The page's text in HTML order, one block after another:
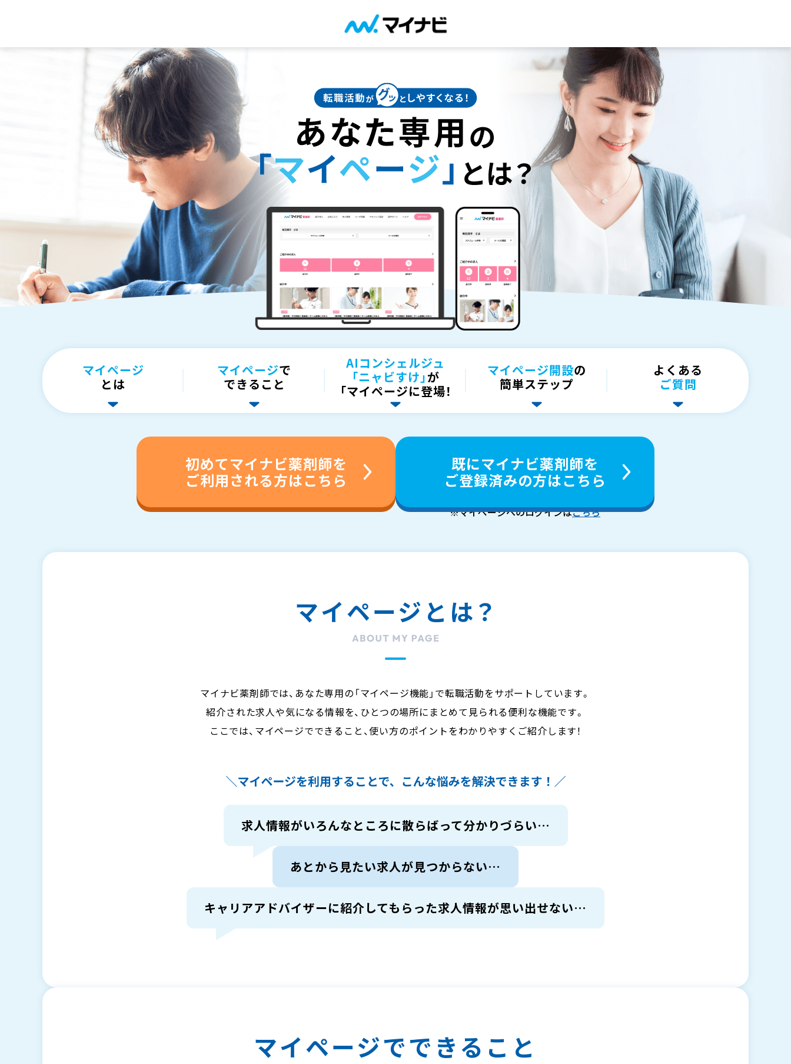
マイページ
とは
マイページで
できること
AIコンシェルジュ
「ニャビすけ」が
「マイページに登場！
マイページ開設の
簡単ステップ
よくある
ご質問
初めてマイナビ薬剤師を
ご利用される方はこちら
既にマイナビ薬剤師を
ご登録済みの方はこちら
※マイページへのログインはこちら
マイページとは？
マイナビ薬剤師では、あなた専用の「マイページ機能」で転職活動をサポートしています。
紹介された求人や気になる情報を、ひとつの場所にまとめて見られる便利な機能です。
ここでは、マイページでできること、使い方のポイントをわかりやすくご紹介します！
求人情報がいろんなところに散らばって分かりづらい…
あとから見たい求人が見つからない…
キャリアアドバイザーに紹介してもらった求人情報が思い出せない…
マイページでできること